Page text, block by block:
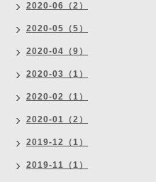
2020-06（2）
2020-05（5）
2020-04（9）
2020-03（1）
2020-02（1）
2020-01（2）
2019-12（1）
2019-11（1）